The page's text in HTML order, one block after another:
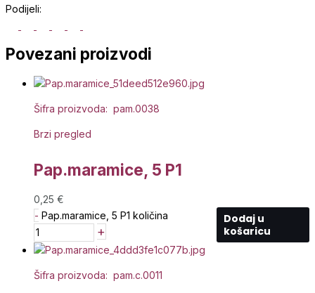
Podijeli:
Povezani proizvodi
Šifra proizvoda: pam.0038
Brzi pregled
Pap.maramice, 5 P1
0,25 €
- Pap.maramice, 5 P1 količina
+
Dodaj u
košaricu
Šifra proizvoda: pam.c.0011